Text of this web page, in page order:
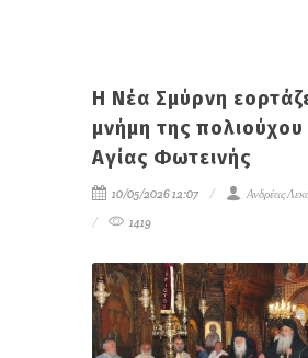
Η Νέα Σμύρνη
μνήμη της πολιούχου
Αγίας Φωτεινής
10/05/2026 12:07
Ανδρέας
1419